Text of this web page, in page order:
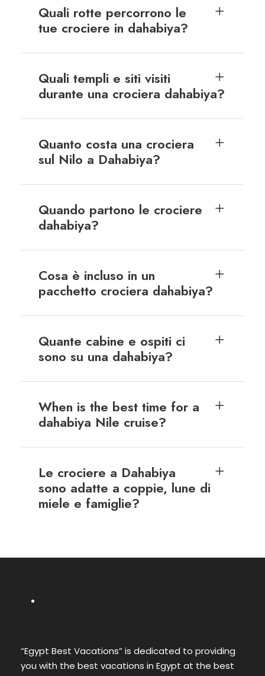
Quali rotte percorrono le
tue crociere in dahabiya?
Quali templi e siti visiti
durante una crociera dahabiya?
Quanto costa una crociera
sul Nilo a Dahabiya?
Quando partono le crociere
dahabiya?
Cosa è incluso in un
pacchetto crociera dahabiya?
Quante cabine e ospiti ci
sono su una dahabiya?
When is the best time for a
dahabiya Nile cruise?
Le crociere a Dahabiya
sono adatte a coppie, lune di
miele e famiglie?
“Egypt Best Vacations” is dedicated to providing
you with the best vacations in Egypt at the best